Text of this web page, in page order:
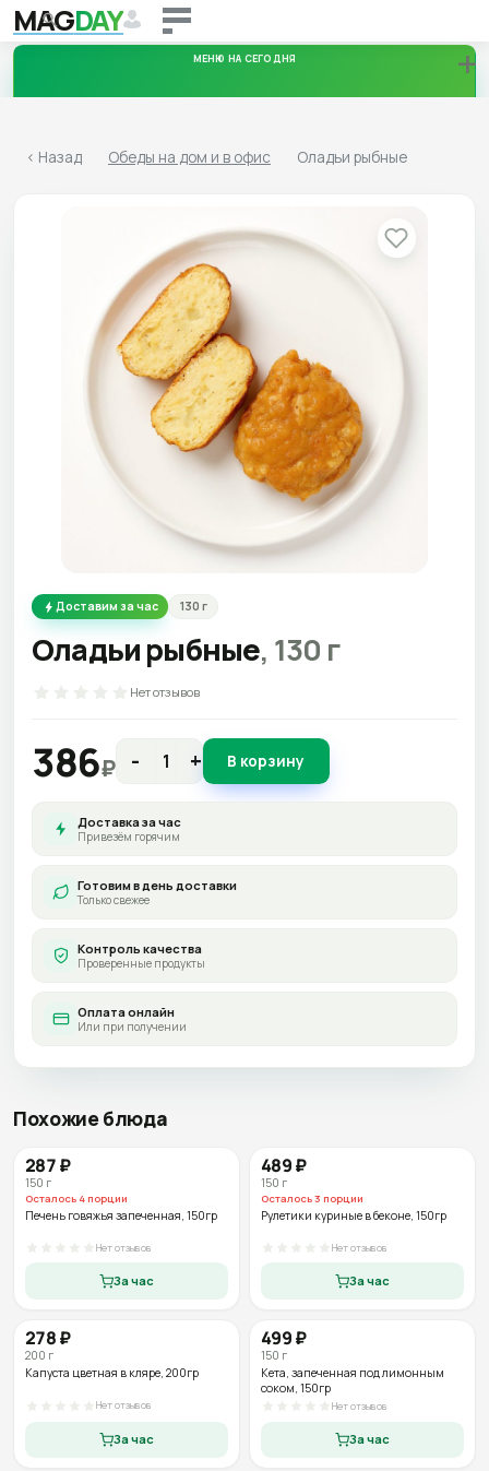
MAGDAY
МЕНЮ НА СЕГОДНЯ
13.08.2026
Скачать меню
+
< Назад Обеды на дом и в офис Оладьи рыбные
Доставим за час 130 г
Оладьи рыбные, 130 г
Нет отзывов
386₽ - + В корзину
Доставка за час
Привезём горячим
Готовим в день доставки
Только свежее
Контроль качества
Проверенные продукты
Оплата онлайн
Или при получении
Похожие блюда
287₽
150 г
Осталось 4порции
Печень говяжья запеченная , 150гр
Нет отзывов
За час
489₽
150 г
Осталось3 порции
Рулетики куриные в беконе, 150гр
Нет отзывов
За час
278₽
200 г
Капуста цветная в кляре, 200гр
Нет отзывов
За час
499₽
150 г
Кета, запеченная под лимонным
соком, 150гр
Нет отзывов
За час